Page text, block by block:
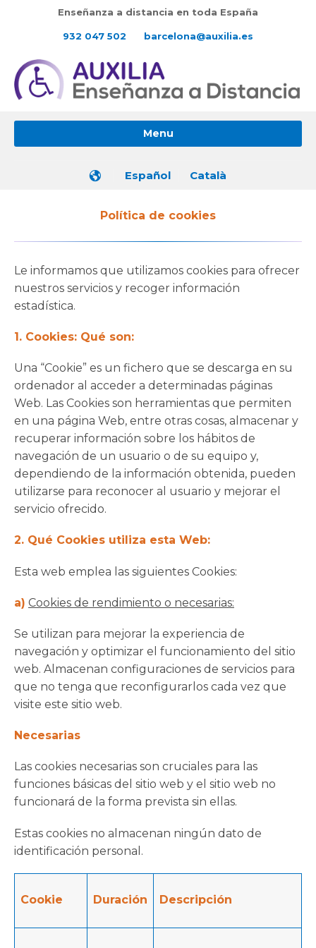
Enseñanza a distancia en toda España
932 047 502 barcelona@auxilia.es
Menu
Español Català
Política de cookies
Le informamos que utilizamos cookies para ofrecer
nuestros servicios y recoger información
estadística.
1. Cookies: Qué son:
Una “Cookie” es un fichero que se descarga en su
ordenador al acceder a determinadas páginas
Web. Las Cookies son herramientas que permiten
en una página Web, entre otras cosas, almacenar y
recuperar información sobre los hábitos de
navegación de un usuario o de su equipo y,
dependiendo de la información obtenida, pueden
utilizarse para reconocer al usuario y mejorar el
servicio ofrecido.
2. Qué Cookies utiliza esta Web:
Esta web emplea las siguientes Cookies:
a) Cookies de rendimiento o necesarias:
Se utilizan para mejorar la experiencia de
navegación y optimizar el funcionamiento del sitio
web. Almacenan configuraciones de servicios para
que no tenga que reconfigurarlos cada vez que
visite este sitio web.
Necesarias
Las cookies necesarias son cruciales para las
funciones básicas del sitio web y el sitio web no
funcionará de la forma prevista sin ellas.
Estas cookies no almacenan ningún dato de
identificación personal.
Cookie Duración Descripción